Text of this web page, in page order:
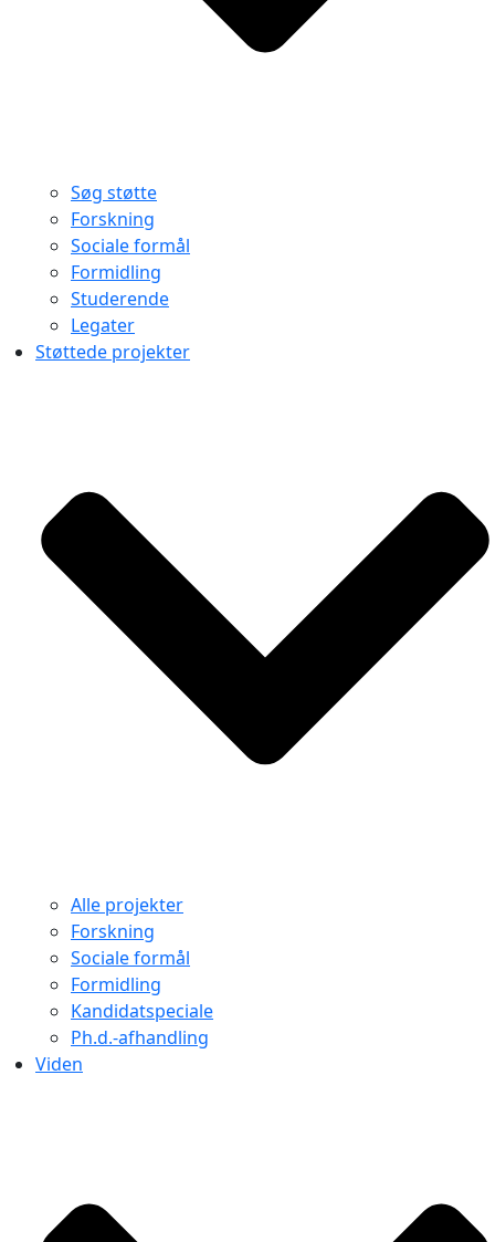
Søg støtte
Forskning
Sociale formål
Formidling
Studerende
Legater
Støttede projekter
Alle projekter
Forskning
Sociale formål
Formidling
Kandidatspeciale
Ph.d.-afhandling
Viden